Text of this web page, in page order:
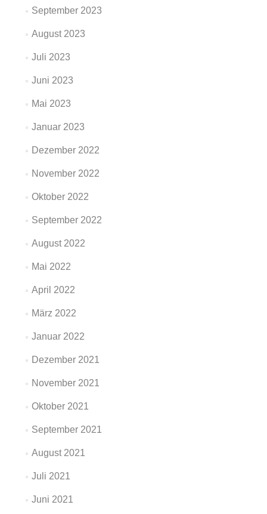
September 2023
August 2023
Juli 2023
Juni 2023
Mai 2023
Januar 2023
Dezember 2022
November 2022
Oktober 2022
September 2022
August 2022
Mai 2022
April 2022
März 2022
Januar 2022
Dezember 2021
November 2021
Oktober 2021
September 2021
August 2021
Juli 2021
Juni 2021